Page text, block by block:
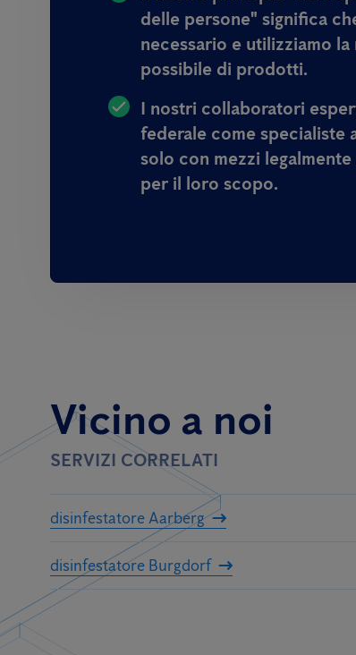
delle persone" significa
necessario e utilizziamo
possibile di prodotti.
I nostri collaboratori
federale come specialiste
solo con mezzi
per il loro scopo.
Vicino a noi
SERVIZI CORRELATI
disinfestatore Aarberg
disinfestatore Burgdorf